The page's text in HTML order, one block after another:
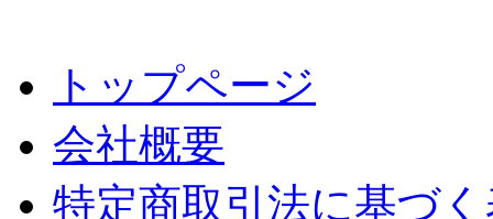
トップページ
会社概要
特定商取引法に基づ